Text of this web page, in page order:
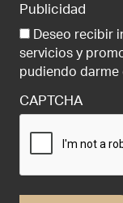
portabilidad de sus
tratamiento, así
únicamente en el
cuando procedan,
política de
Publicidad
Deseo recibir
servicios y
pudiendo darme
CAPTCHA